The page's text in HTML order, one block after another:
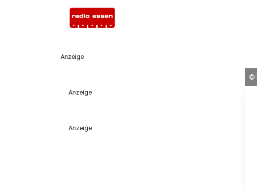
Anzeige
Anzeige
Anzeige
©